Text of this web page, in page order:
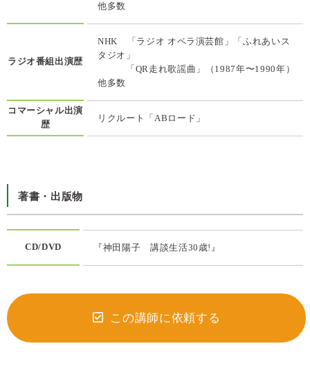
他多数
ラジオ番組出演歴
NHK 「ラジオ オペラ演芸館」「ふれあいス
タジオ」
「QR走れ歌謡曲」（1987年〜1990年）
他多数
コマーシャル出演
歴
リクルート「ABロード」
著書・出版物
CD/DVD 『神田陽子 講談生活30歳!』
この講師に依頼する